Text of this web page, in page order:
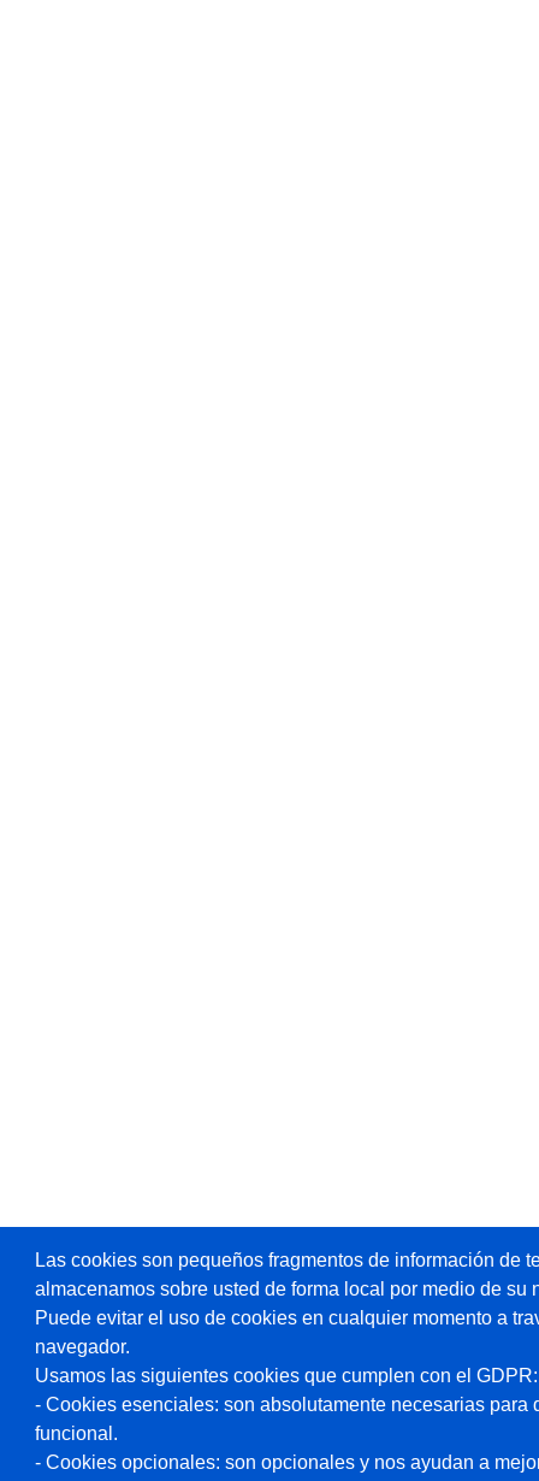
Las cookies son pequeños fragmentos de información de
almacenamos sobre usted de forma local por medio de su
Puede evitar el uso de cookies en cualquier momento a
navegador.
Usamos las siguientes cookies que cumplen con el GDPR:
- Cookies esenciales: son absolutamente necesarias para
funcional.
- Cookies opcionales: son opcionales y nos ayudan a